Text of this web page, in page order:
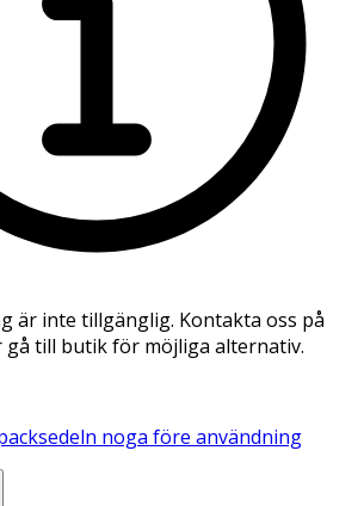
är inte tillgänglig. Kontakta oss på
gå till butik för möjliga alternativ.
noga före användning